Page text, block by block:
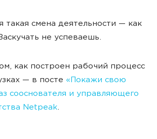
такая смена деятельности — как
не успеваешь.
как построен рабочий процесс
— в посте «Покажи свою
сооснователя и управляющего
Netpeak.